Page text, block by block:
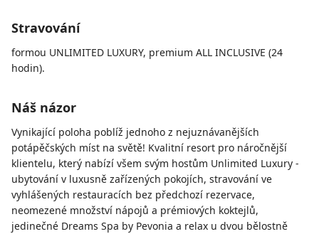
Stravování
formou UNLIMITED LUXURY, premium ALL INCLUSIVE (24
hodin).
Náš názor
Vynikající poloha poblíž jednoho z nejuznávanějších
potápěčských míst na světě! Kvalitní resort pro náročnější
klientelu, který nabízí všem svým hostům Unlimited Luxury -
ubytování v luxusně zařízených pokojích, stravování ve
vyhlášených restauracích bez předchozí rezervace,
neomezené množství nápojů a prémiových koktejlů,
jedinečné Dreams Spa by Pevonia a relax u dvou bělostně